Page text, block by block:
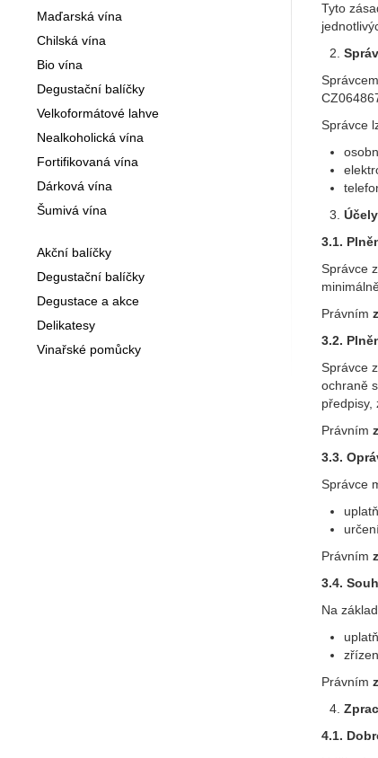
Tyto
Správce
3.1.
Správce
Právním
3.2.
Správce
ochraně
předpisy,
Právním
3.3.
Správce
Právním
3.4.
Na
Právním
4.1.
Maďarská vína
Chilská vína
Bio vína
Degustační balíčky
Velkoformátové lahve
Nealkoholická vína
Fortifikovaná vína
Dárková vína
Šumivá vína
Akční balíčky
Degustační balíčky
Degustace a akce
Delikatesy
Vinařské pomůcky